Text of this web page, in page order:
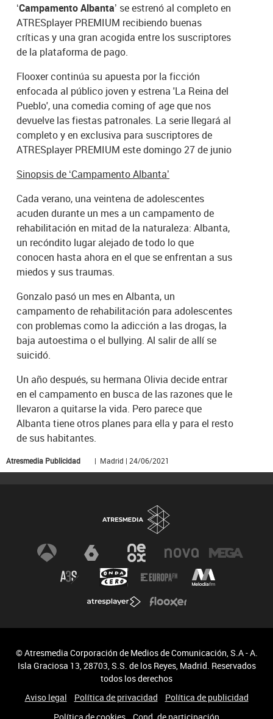
‘Campamento Albanta’ se estrenó al completo en
ATRESplayer PREMIUM recibiendo buenas
críticas y una gran acogida entre los suscriptores
de la plataforma de pago.
Flooxer continúa su apuesta por la ficción
enfocada al público joven y estrena 'La Reina del
Pueblo', una comedia coming of age que nos
devuelve las fiestas patronales. La serie llegará al
completo y en exclusiva para suscriptores de
ATRESplayer PREMIUM este domingo 27 de junio
Sinopsis de ‘Campamento Albanta’
Cada verano, una veintena de adolescentes
acuden durante un mes a un campamento de
rehabilitación en mitad de la naturaleza: Albanta,
un recóndito lugar alejado de todo lo que
conocen hasta ahora en el que se enfrentan a sus
miedos y sus traumas.
Gonzalo pasó un mes en Albanta, un
campamento de rehabilitación para adolescentes
con problemas como la adicción a las drogas, la
baja autoestima o el bullying. Al salir de allí se
suicidó.
Un año después, su hermana Olivia decide entrar
en el campamento en busca de las razones que le
llevaron a quitarse la vida. Pero parece que
Albanta tiene otros planes para ella y para el resto
de sus habitantes.
Atresmedia Publicidad | Madrid | 24/06/2021
© Atresmedia Corporación de Medios de Comunicación, S.A - A.
Isla Graciosa 13, 28703, S.S. de los Reyes, Madrid. Reservados
todos los derechos
Aviso legal
Política de privacidad
Política de publicidad